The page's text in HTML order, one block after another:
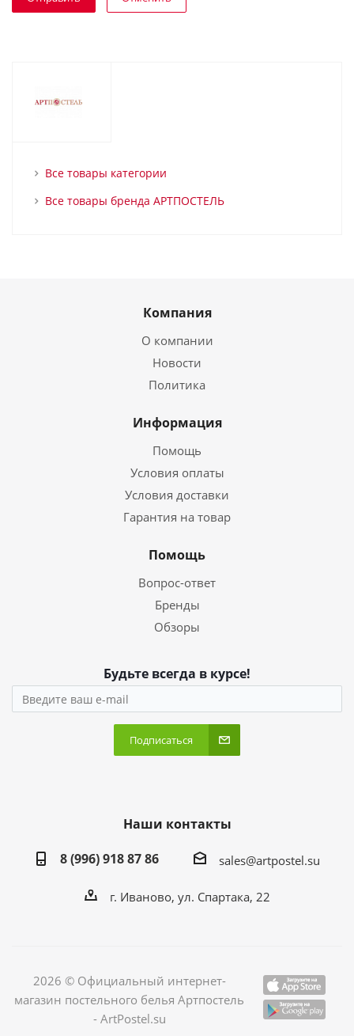
Все товары категории
Все товары бренда АРТПОСТЕЛЬ
Компания
О компании
Новости
Политика
Информация
Помощь
Условия оплаты
Условия доставки
Гарантия на товар
Помощь
Вопрос-ответ
Бренды
Обзоры
Будьте всегда в курсе!
Подписаться
Наши контакты
8 (996) 918 87 86
sales@artpostel.su
г. Иваново, ул. Спартака, 22
2026 © Официальный интернет-
магазин постельного белья Артпостель
- ArtPostel.su